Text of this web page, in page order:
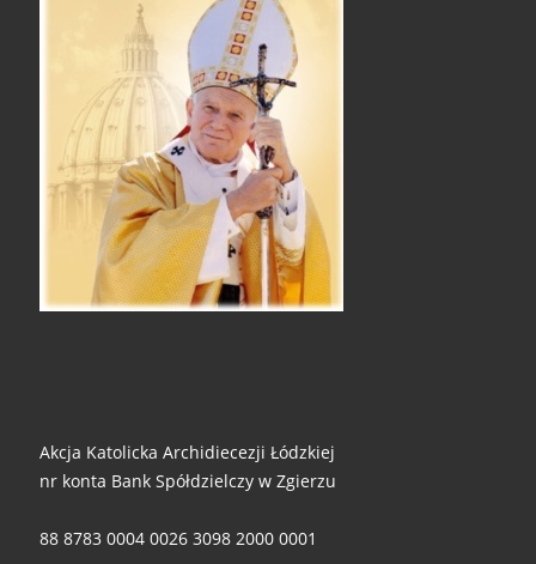
Akcja Katolicka Archidiecezji Łódzkiej
nr konta Bank Spółdzielczy w Zgierzu
88 8783 0004 0026 3098 2000 0001